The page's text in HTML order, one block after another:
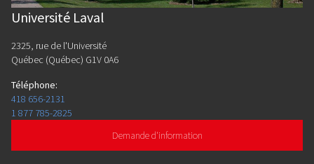
Université Laval
2325, rue de l'Université
Québec (Québec) G1V 0A6
Téléphone:
418 656-2131
1 877 785-2825
Demande d'information